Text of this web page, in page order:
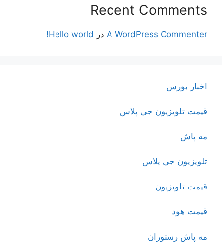
Recent Comments
A WordPress Commenter در Hello world!
اخبار بورس
قیمت تلویزیون جی پلاس
مه پاش
تلویزیون جی پلاس
قیمت تلویزیون
قیمت هود
مه پاش رستوران